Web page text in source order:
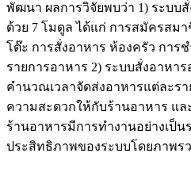
พัฒนา ผลการวิจัยพบว่า 1) ระบบ
ด้วย 7 โมดูล ได้แก่ การสมัครสมา
โต๊ะ การสั่งอาหาร ห้องครัว การ
รายการอาหาร 2) ระบบสั่งอาหา
คำนวณเวลาจัดส่งอาหารแต่ละร
ความสะดวกให้กับร้านอาหาร แล
ร้านอาหารมีการทำงานอย่างเป็น
ประสิทธิภาพของระบบโดยภาพรว